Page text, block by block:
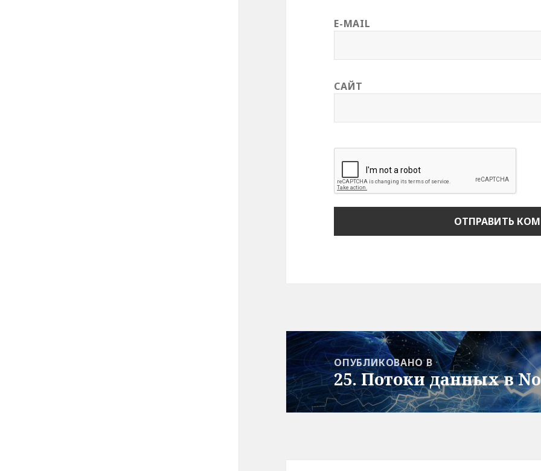
E-MAIL
САЙТ
Навигация
по
записям
ОПУБЛИКОВАНО В
25. Потоки данных в